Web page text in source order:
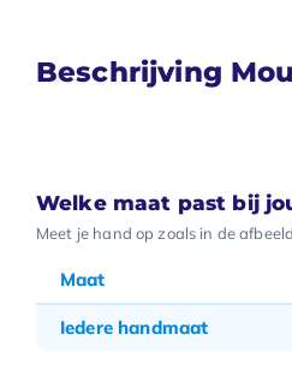
Beschrijving
Welke maat past bij
Meet je hand op zoals in de
Maat
Iedere handmaat